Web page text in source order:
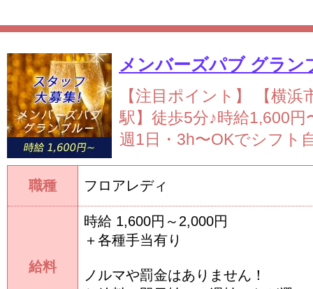
メンバーズパブ グラン
職種 フロアレディ
給料
時給 1,600円～2,000円
＋各種手当有り
ノルマや罰金はありません！
【注目ポイント】
【横浜
駅】徒歩5分♪時給1,600
週1日・3h〜OKでシフト